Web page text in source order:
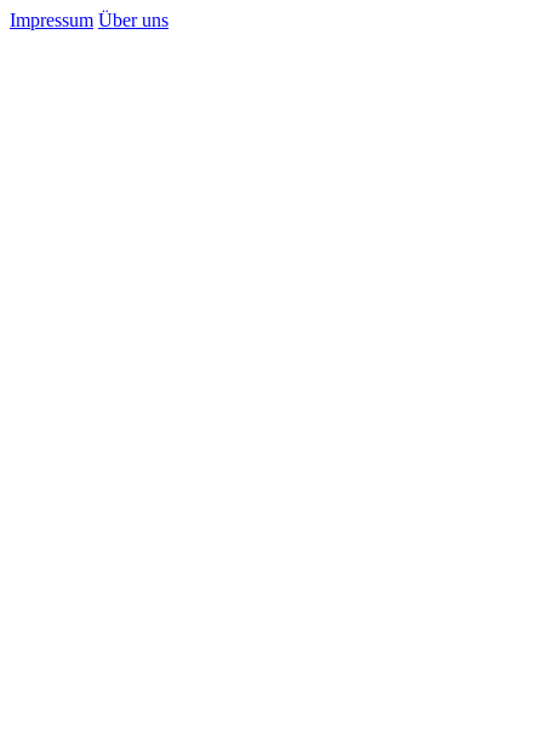
Impressum Über uns